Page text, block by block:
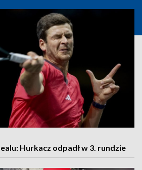
Hurkacz odpadł w 3. rundzie